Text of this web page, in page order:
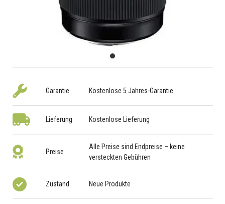
Garantie Kostenlose 5 Jahres-Garantie
Lieferung Kostenlose Lieferung
Preise
Alle Preise sind Endpreise – keine
versteckten Gebühren
Zustand Neue Produkte